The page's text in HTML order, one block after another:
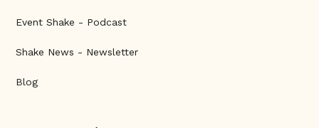
Event Shake - Podcast
Shake News - Newsletter
Blog